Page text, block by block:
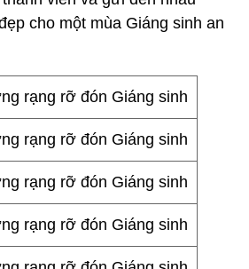
cho một mùa Giáng sinh an